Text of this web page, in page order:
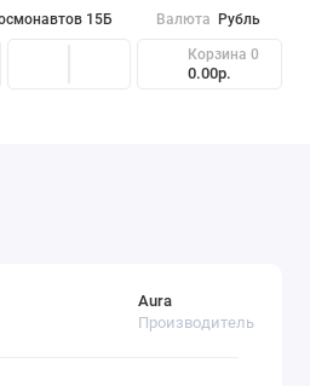
15Б Валюта Рубль
Корзина 0
0.00р.
Aura
Производитель